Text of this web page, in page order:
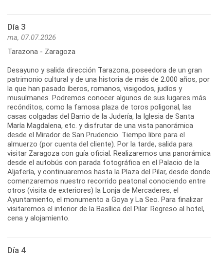
Día 3
ma, 07.07.2026
Tarazona - Zaragoza
Desayuno y salida dirección Tarazona, poseedora de un gran
patrimonio cultural y de una historia de más de 2.000 años, por
la que han pasado íberos, romanos, visigodos, judíos y
musulmanes. Podremos conocer algunos de sus lugares más
recónditos, como la famosa plaza de toros poligonal, las
casas colgadas del Barrio de la Judería, la Iglesia de Santa
María Magdalena, etc. y disfrutar de una vista panorámica
desde el Mirador de San Prudencio. Tiempo libre para el
almuerzo (por cuenta del cliente). Por la tarde, salida para
visitar Zaragoza con guía oficial. Realizaremos una panorámica
desde el autobús con parada fotográfica en el Palacio de la
Aljafería, y continuaremos hasta la Plaza del Pilar, desde donde
comenzaremos nuestro recorrido peatonal conociendo entre
otros (visita de exteriores) la Lonja de Mercaderes, el
Ayuntamiento, el monumento a Goya y La Seo. Para finalizar
visitaremos el interior de la Basílica del Pilar. Regreso al hotel,
cena y alojamiento.
Día 4